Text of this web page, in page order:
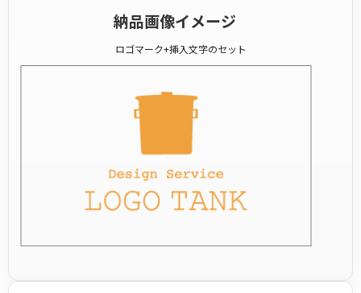
納品画像イメージ
ロゴマーク+挿入文字のセット